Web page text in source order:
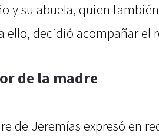
y su abuela, quien
ello, decidió acompañar el
de la madre
de Jeremías expresó en